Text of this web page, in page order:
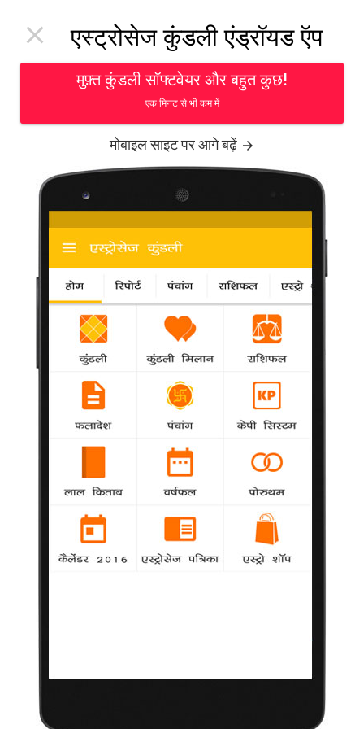
 एस्ट्रोसेज कुंडली एंड्रॉयड ऍप
मुफ़्त कुंडली सॉफ्टवेयर और बहुत कुछ!
एक मिनट से भी कम में
मोबाइल साइट पर आगे बढ़ें 